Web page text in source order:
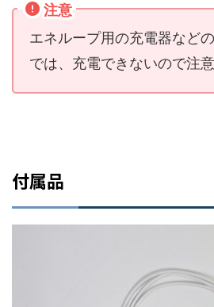
注意
エネループ用の充電器など
では、充電できないので注意
付属品